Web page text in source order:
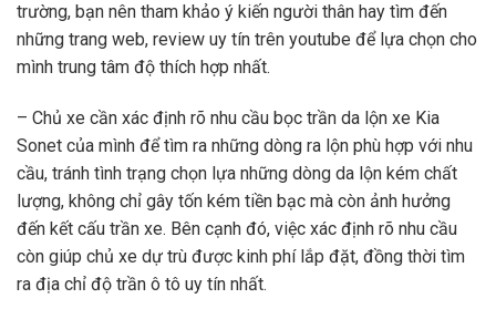
trường, bạn nên tham khảo ý kiến người thân hay tìm đến
những trang web, review uy tín trên youtube để lựa chọn cho
mình trung tâm độ thích hợp nhất.
– Chủ xe cần xác định rõ nhu cầu bọc trần da lộn xe Kia
Sonet của mình để tìm ra những dòng ra lộn phù hợp với nhu
cầu, tránh tình trạng chọn lựa những dòng da lộn kém chất
lượng, không chỉ gây tốn kém tiền bạc mà còn ảnh hưởng
đến kết cấu trần xe. Bên cạnh đó, việc xác định rõ nhu cầu
còn giúp chủ xe dự trù được kinh phí lắp đặt, đồng thời tìm
ra địa chỉ độ trần ô tô uy tín nhất.